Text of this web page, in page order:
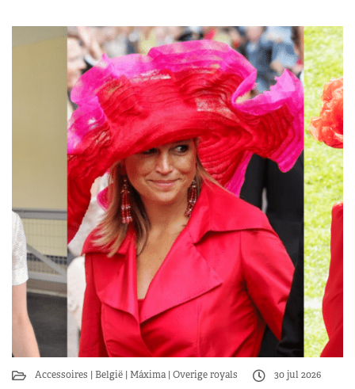
Accessoires België Máxima Overige royals
30 jul 2026